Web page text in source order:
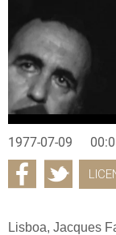
1977-07-09
Lisboa, Jacques